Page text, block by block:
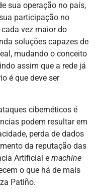
sua operação no país,
participação no
vez maior do
soluções capazes de
mudando o conceito
assim que a rede já
é que deve ser
cibernéticos é
podem resultar em
perda de dados
da reputação das
Artificial e machine
o que há de mais
Patiño.